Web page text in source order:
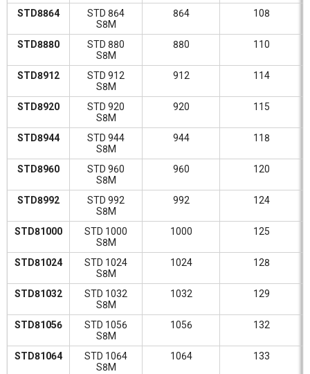
STD8864
STD 864
S8M
864 108
STD8880
STD 880
S8M
880 110
STD8912
STD 912
S8M
912 114
STD8920
STD 920
S8M
920 115
STD8944
STD 944
S8M
944 118
STD8960
STD 960
S8M
960 120
STD8992
STD 992
S8M
992 124
STD81000
STD 1000
S8M
1000 125
STD81024
STD 1024
S8M
1024 128
STD81032
STD 1032
S8M
1032 129
STD81056
STD 1056
S8M
1056 132
STD81064
STD 1064
S8M
1064 133